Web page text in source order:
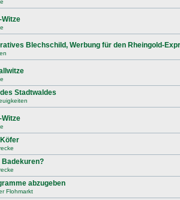
Witze
Blechschild, Werbung für den Rheingold-
Stadtwaldes
Badekuren?
abzugeben
Flohmarkt